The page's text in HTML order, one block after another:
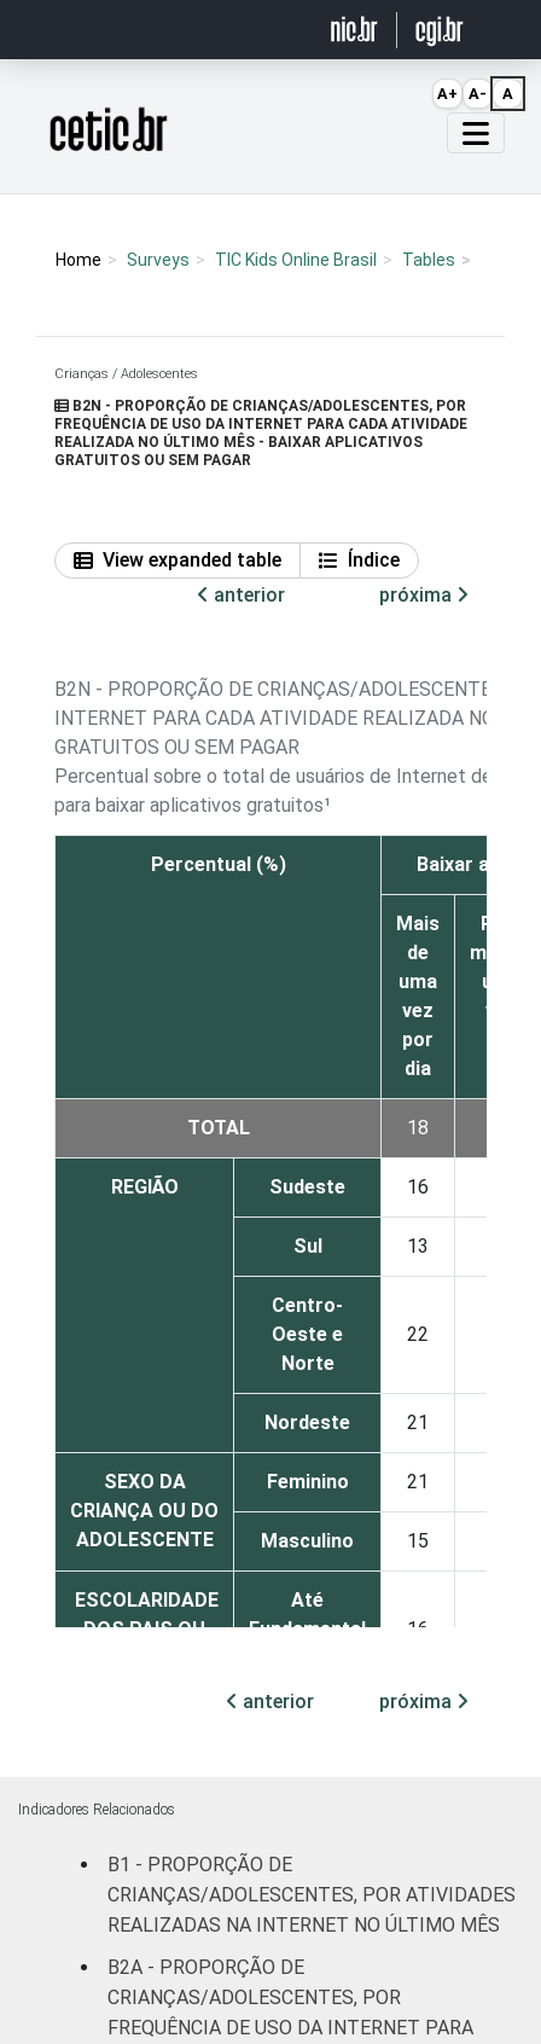
Página inicial
Home Surveys TIC Kids Online Brasil Tables
Crianças / Adolescentes
B2N - PROPORÇÃO DE CRIANÇAS/ADOLESCENTES, POR
FREQUÊNCIA DE USO DA INTERNET PARA CADA ATIVIDADE
REALIZADA NO ÚLTIMO MÊS - BAIXAR APLICATIVOS
GRATUITOS OU SEM PAGAR
View expanded table
Índice
anterior
próxima
B2N - PROPORÇÃO DE CRIANÇAS/ADOLESCENTES,
INTERNET PARA CADA ATIVIDADE REALIZADA NO
GRATUITOS OU SEM PAGAR
Percentual sobre o total de usuários de Internet de 11 a
para baixar aplicativos gratuitos¹
Percentual (%) Baixar
Mais
de
uma
vez
por
dia
Pelo
menos
uma
vez
TOTAL 18
REGIÃO Sudeste 16
Sul 13
Centro-
Oeste e
Norte
22
Nordeste 21
SEXO DA
CRIANÇA OU DO
ADOLESCENTE
Feminino 21
Masculino 15
ESCOLARIDADE
DOS PAIS OU
Até
Fundamental
16
FAIXA ETÁRIA
DA CRIANÇA OU
ADOLESCENTE
De 11 a 12
anos
29 25
De 13 a 14
anos
anterior próxima
Indicadores Relacionados
B1 - PROPORÇÃO DE
CRIANÇAS/ADOLESCENTES, POR ATIVIDADES
REALIZADAS NA INTERNET NO ÚLTIMO MÊS
B2A - PROPORÇÃO DE
CRIANÇAS/ADOLESCENTES, POR
FREQUÊNCIA DE USO DA INTERNET PARA
A+ A- A